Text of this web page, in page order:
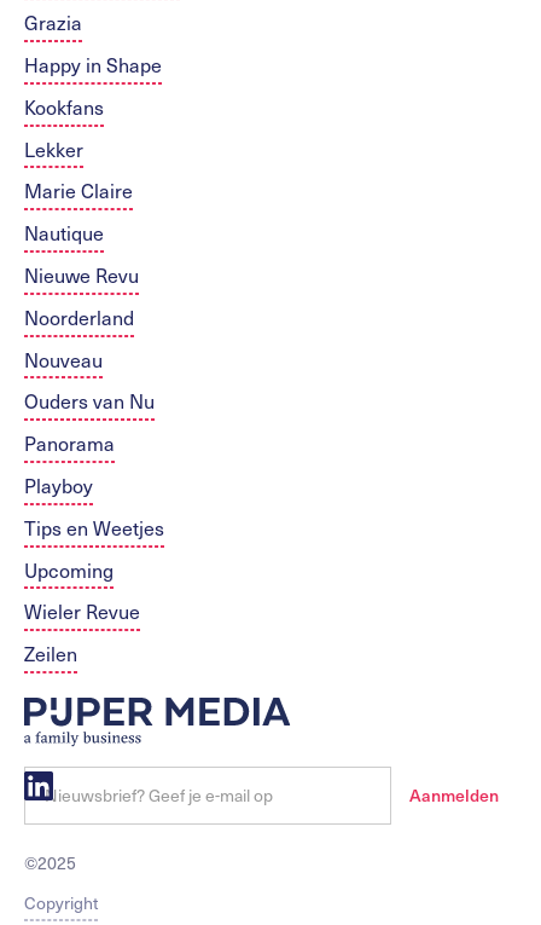
Grazia
Happy in Shape
Kookfans
Lekker
Marie Claire
Nautique
Nieuwe Revu
Noorderland
Nouveau
Ouders van Nu
Panorama
Playboy
Tips en Weetjes
Upcoming
Wieler Revue
Zeilen
©2025
Copyright